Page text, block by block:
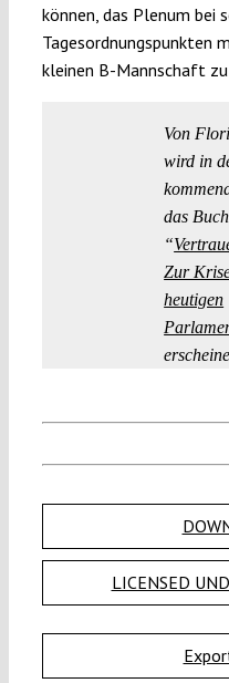
können, das Plenum bei
Tagesordnungspunkten
kleinen B-Mannschaft
Von
wird in
das Buch
“
Zur
heutigen
LICENSED